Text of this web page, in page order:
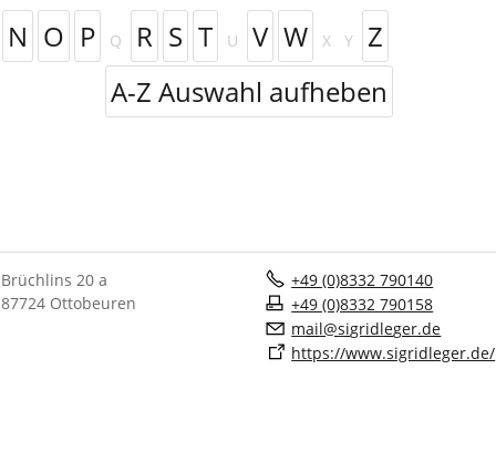
N O P Q R S T U V W X Y
Z
A-Z Auswahl aufheben
Brüchlins 20 a
87724 Ottobeuren
+49 (0)8332 790140
+49 (0)8332 790158
m
l s gr dl g r d
https://www.sigridleger.de/